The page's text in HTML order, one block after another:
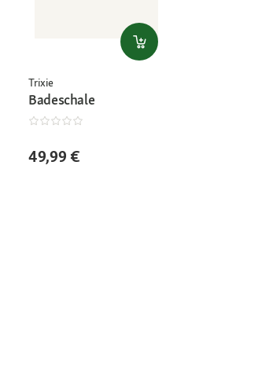
Trixie
Badeschale
49,99 €